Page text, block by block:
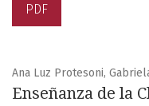
PDF
Ana Luz Protesoni,
Enseñanza de la